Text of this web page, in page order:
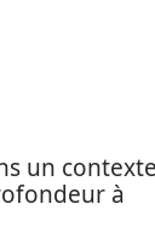
un contexte
à